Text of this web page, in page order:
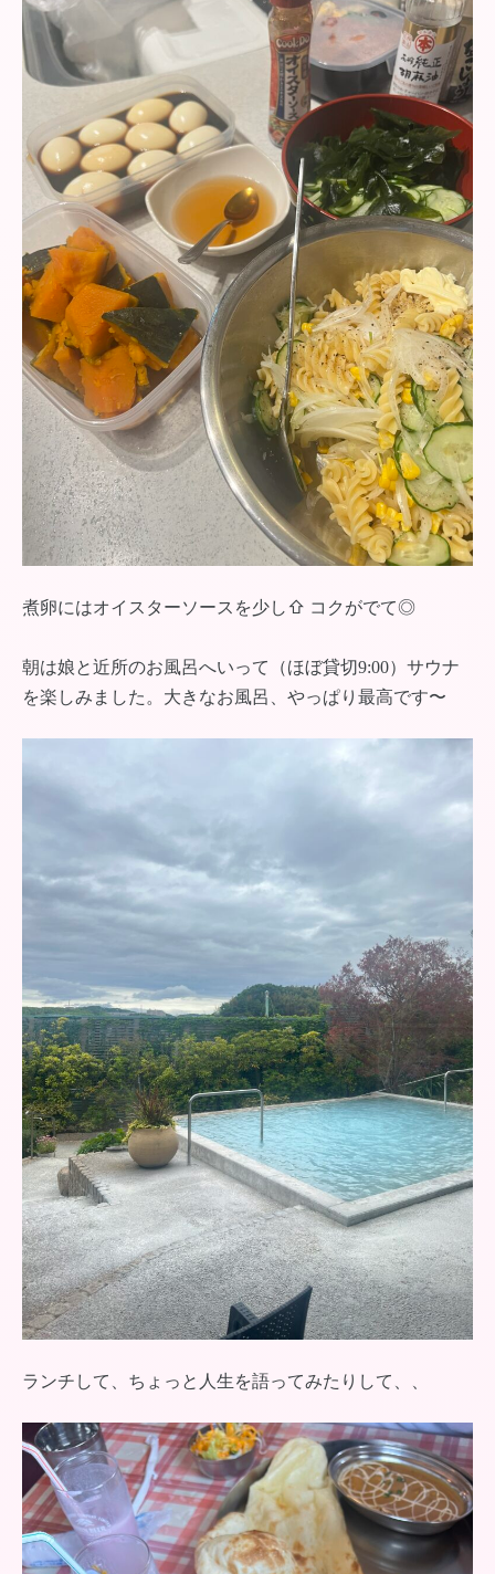
煮卵にはオイスターソースを少し⇧ コクがでて◎
朝は娘と近所のお風呂へいって（ほぼ貸切9:00）サウナ
を楽しみました。大きなお風呂、やっぱり最高です〜
ランチして、ちょっと人生を語ってみたりして、、